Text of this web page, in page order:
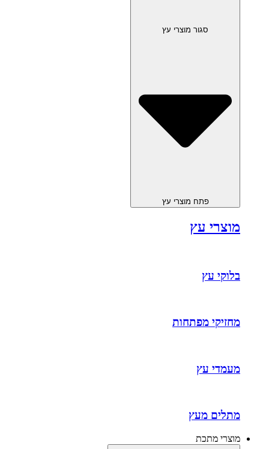
סגור מוצרי עץ
פתח מוצרי עץ
מוצרי עץ
בלוקי עץ
מחזיקי מפתחות
מעמדי עץ
מתלים מעץ
מוצרי מתכת